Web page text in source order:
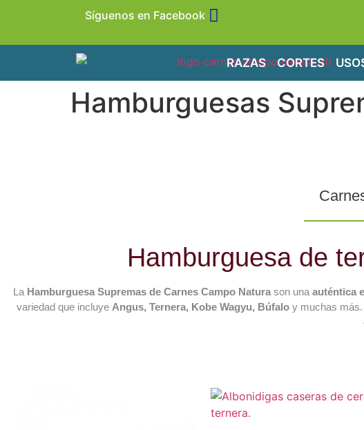
Síguenos en Facebook
RAZAS CORTES
Hamburguesas
Hamburguesa de
La Hamburguesa Supremas de Carnes Campo Natura son una auténtica
variedad que incluye Angus, Ternera, Kobe Wagyu, Búfaloy muchas más.